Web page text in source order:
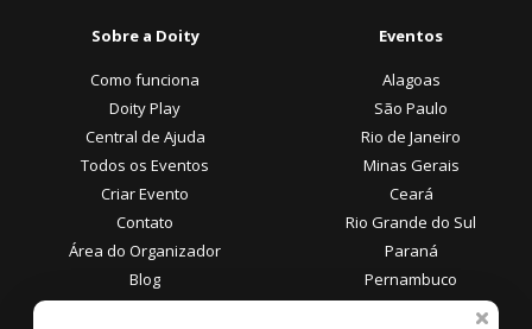
Sobre a Doity
Como funciona
Doity Play
Central de Ajuda
Todos os Eventos
Criar Evento
Contato
Área do Organizador
Blog
Eventos
Alagoas
São Paulo
Rio de Janeiro
Minas Gerais
Ceará
Rio Grande do Sul
Paraná
Pernambuco